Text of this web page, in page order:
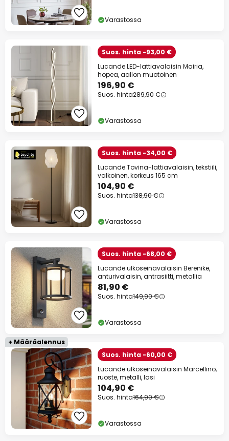
Varastossa
Suos. hinta -93,00 €
Lucande LED-lattiavalaisin Mairia,
hopea, aallon muotoinen
196,90 €
Suos. hinta289,90 €
Varastossa
Suos. hinta -34,00 €
Lucande Tovina-lattiavalaisin, tekstiili,
valkoinen, korkeus 165 cm
104,90 €
Suos. hinta138,90 €
Varastossa
Suos. hinta -68,00 €
Lucande ulkoseinävalaisin Berenike,
anturivalaisin, antrasiitti, metallia
81,90 €
Suos. hinta149,90 €
Varastossa
+ Määräalennus
Suos. hinta -60,00 €
Lucande ulkoseinävalaisin Marcellino,
ruoste, metalli, lasi
104,90 €
Suos. hinta164,90 €
Varastossa